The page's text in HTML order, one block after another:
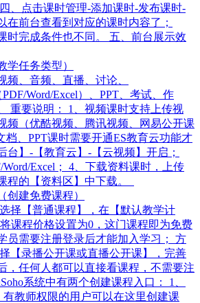
、点击课时管理-添加课时-发布课时-
在前台查看到对应的课时内容了；
时完成条件也不同。 五、前台展示效
学任务类型）
频、音频、直播、讨论、
Word/Excel）、PPT、考试、作
重要说明： 1、视频课时支持上传视
频（优酷视频、腾讯视频、网易公开课
档、PPT课时需要开通ES教育云功能才
台】-【教育云】-【云视频】开启；
Excel； 4、下载资料课时，上传
程的【资料区】中下载。
创建免费课程）
择【普通课程】，在【默认教学计
课程价格设置为0，这门课程即为免费
员需要注册登录后才能加入学习； 方
【录播公开课或直播公开课】，完善
，任何人都可以直接看课程，不需要注
系统中有两个创建课程入口： 1、
有教师权限的用户可以在这里创建课